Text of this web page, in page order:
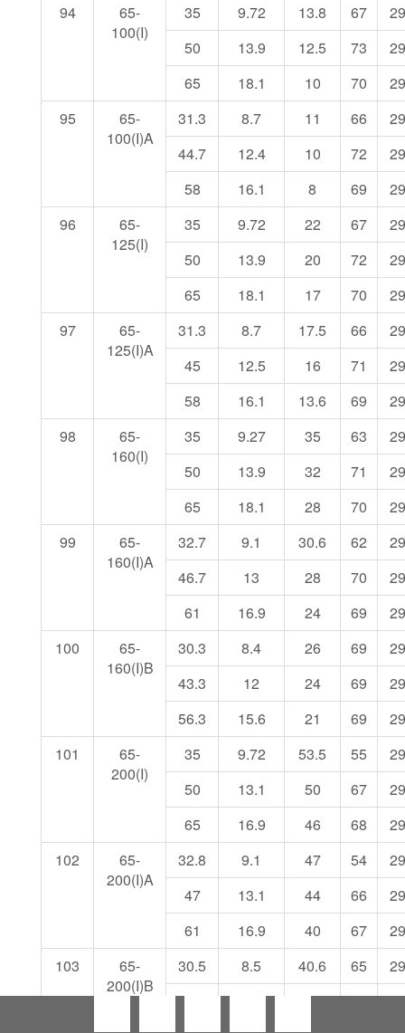
94
65-
100(I)
35 9.72 13.8 67
50
13.9 12.5 73
65
18.1 10 70
95
65-
100(I)A
31.3 8.7 11 66
44.7
12.4 10 72
58
16.1 8 69
96
65-
125(I)
35 9.72 22 67
50
13.9 20 72
65
18.1 17 70
97
65-
125(I)A
31.3 8.7 17.5 66
45
12.5 16 71
58
16.1 13.6 69
98
65-
160(I)
35 9.27 35 63
50
13.9 32 71
65
18.1 28 70
99
65-
160(I)A
32.7 9.1 30.6 62
46.7
13 28 70
61
16.9 24 69
100
65-
160(I)B
30.3 8.4 26 69
43.3
12 24 69
56.3
15.6 21 69
101
65-
200(I)
35 9.72 53.5 55
50
13.1 50 67
65
16.9 46 68
102
65-
200(I)A
32.8 9.1 47 54
47
13.1 44 66
61
16.9 40 67
103
65-
200(I)B
30.5 8.5 40.6 65
43.5
38 65